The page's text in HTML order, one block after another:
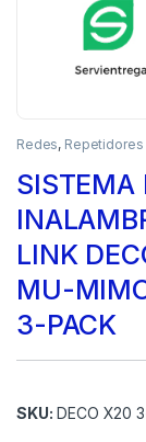
Redes, Repetidores
SISTEMA
LINK
MU-
3-PACK
SKU: DECO X20